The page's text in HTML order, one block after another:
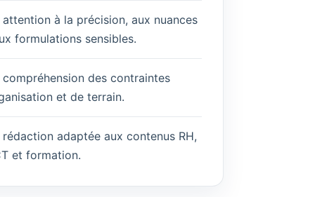
attention à la précision, aux nuances
formulations sensibles.
compréhension des contraintes
et de terrain.
rédaction adaptée aux contenus RH,
et formation.